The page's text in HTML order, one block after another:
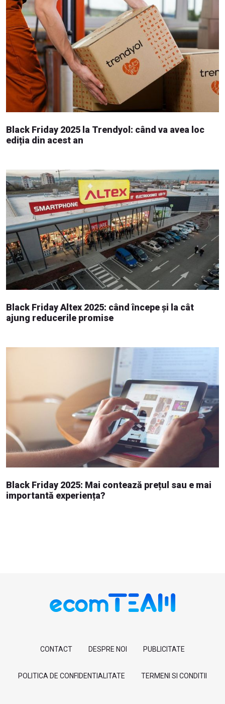
Black Friday 2025 la Trendyol: când va avea loc
ediția din acest an
Black Friday Altex 2025: când începe și la cât
ajung reducerile promise
Black Friday 2025: Mai contează prețul sau e mai
importantă experiența?
CONTACT DESPRE NOI PUBLICITATE
POLITICA DE CONFIDENTIALITATE TERMENI SI CONDITII